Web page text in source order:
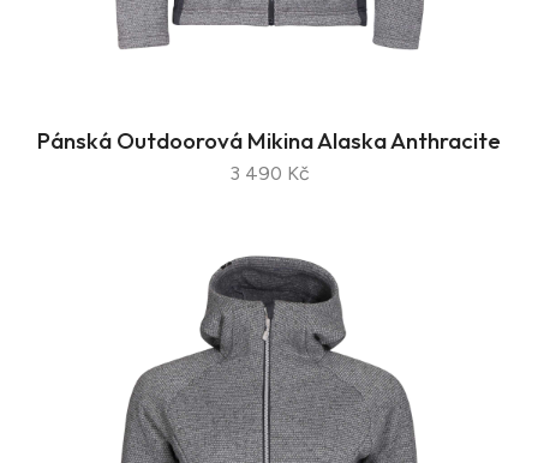
Pánská Outdoorová Mikina Alaska Anthracite
3 490 Kč